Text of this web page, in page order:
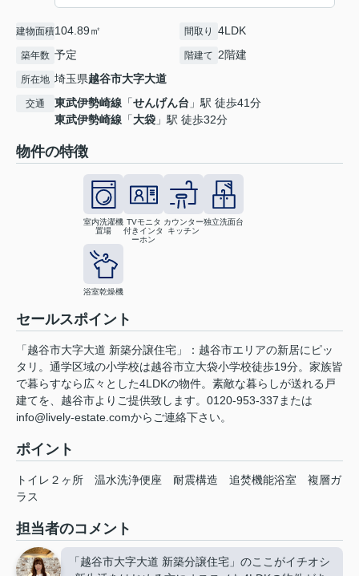
建物面積104.89㎡ 間取り 4LDK
築年数 予定 階建て 2階建
所在地 埼玉県越谷市大字大道
交通 東武伊勢崎線 「せんげん台 」駅 徒歩41分
東武伊勢崎線 「大袋 」駅 徒歩32分
物件の特徴
室内洗濯機
置場
TVモニタ
付きインタ
ーホン
カウンター
キッチン
独立洗面台
浴室乾燥機
セールスポイント
「越谷市大字大道 新築分譲住宅」：越谷市エリアの新居にピッ
タリ。通学区域の小学校は越谷市立大袋小学校徒歩19分。家族皆
で暮らすなら広々とした4LDKの物件。素敵な暮らしが送れる戸
建てを、越谷市よりご提供致します。0120-953-337または
info@lively-estate.comからご連絡下さい。
ポイント
トイレ２ヶ所 温水洗浄便座 耐震構造 追焚機能浴室
複層ガ
ラス
担当者のコメント
「越谷市大字大道 新築分譲住宅」のここがイチオシ